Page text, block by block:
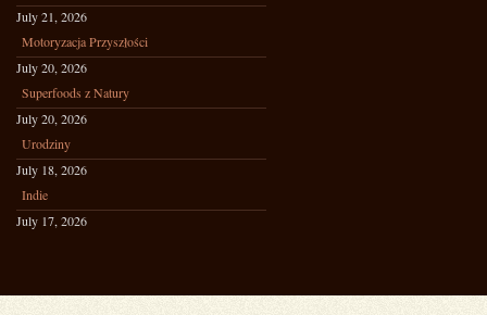
July 21, 2026
Motoryzacja Przyszłości
July 20, 2026
Superfoods z Natury
July 20, 2026
Urodziny
July 18, 2026
Indie
July 17, 2026